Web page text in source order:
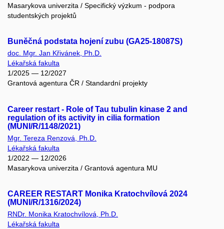
Masarykova univerzita / Specifický výzkum - podpora
studentských projektů
Buněčná podstata hojení zubu (GA25-18087S)
doc. Mgr. Jan Křivánek, Ph.D.
Lékařská fakulta
1/2025 — 12/2027
Grantová agentura ČR / Standardní projekty
Career restart - Role of Tau tubulin kinase 2 and
regulation of its activity in cilia formation
(MUNI/R/1148/2021)
Mgr. Tereza Renzová, Ph.D.
Lékařská fakulta
1/2022 — 12/2026
Masarykova univerzita / Grantová agentura MU
CAREER RESTART Monika Kratochvílová 2024
(MUNI/R/1316/2024)
RNDr. Monika Kratochvílová, Ph.D.
Lékařská fakulta